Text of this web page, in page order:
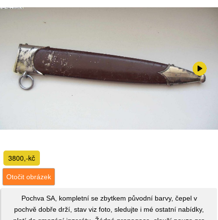
3800,-kč
Otočit obrázek
Pochva SA, kompletní se zbytkem původní barvy, čepel v
pochvě dobře drží, stav viz foto, sledujte i mé ostatní nabídky,